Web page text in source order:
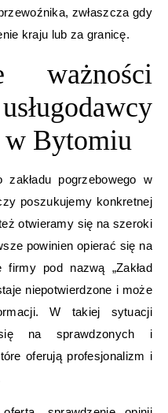
zwłaszcza gdy
kraju lub za granicę.
ważności
w Bytomiu
zakładu pogrzebowego w
poszukujemy konkretnej
otwieramy się na szeroki
powinien opierać się na
firmy pod nazwą „Zakład
niepotwierdzone i może
W takiej sytuacji
na sprawdzonych i
oferują profesjonalizm i